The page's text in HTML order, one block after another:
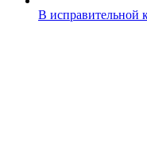
В исправительной